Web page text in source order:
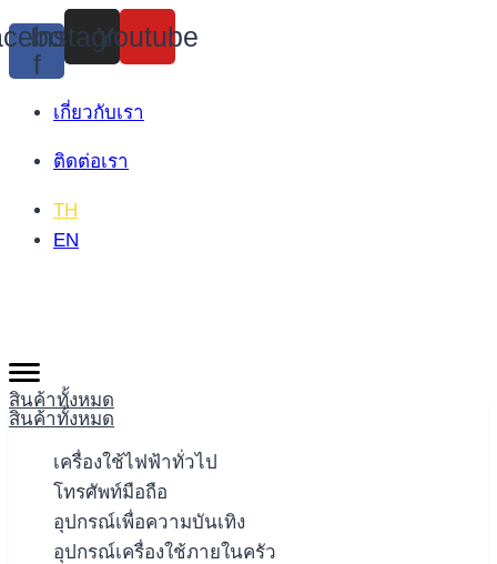
Skip
to
content
f
Instagram
Youtube
เกี่ยวกับเรา
ติดต่อเรา
TH
EN
สินค้าทั้งหมด
สินค้าทั้งหมด
เครื่องใช้ไฟฟ้าทั่วไป
โทรศัพท์มือถือ
อุปกรณ์เพื่อความบันเทิง
อุปกรณ์เครื่องใช้ภายในครัว